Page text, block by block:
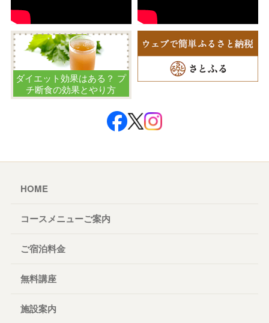
ダイエット効果はある？ プ
チ断食の効果とやり方
HOME
コースメニューご案内
ご宿泊料金
無料講座
施設案内